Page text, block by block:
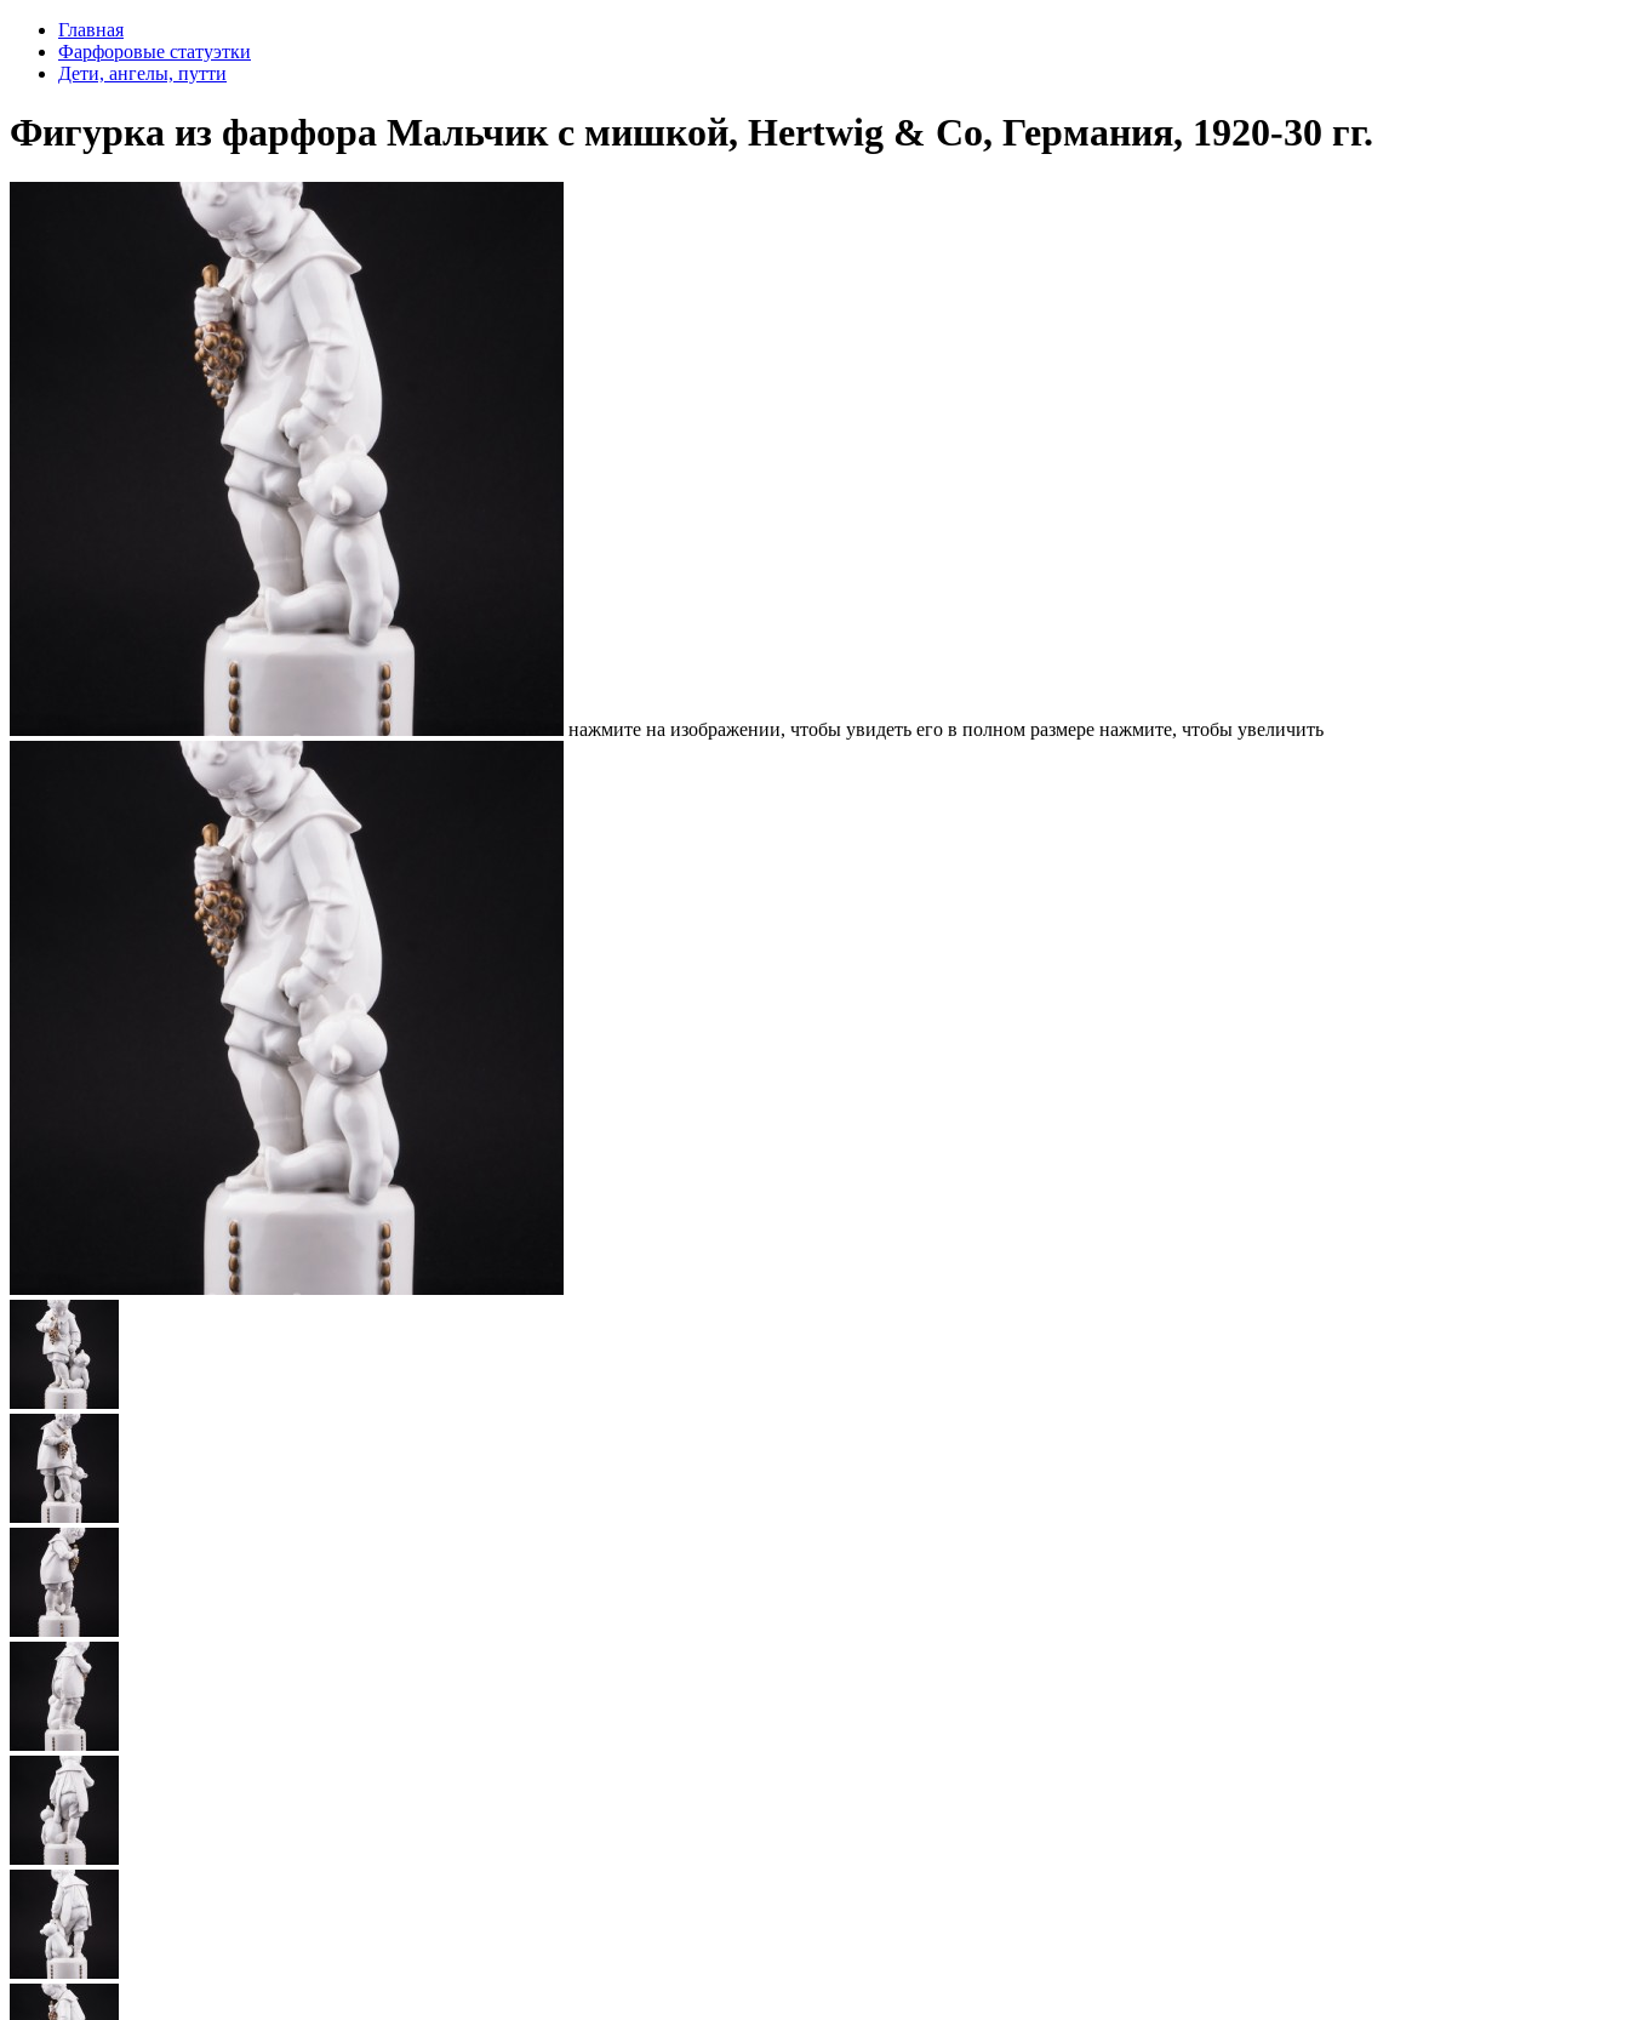
Главная
Фарфоровые статуэтки
Дети, ангелы, путти
Фигурка из фарфора Мальчик с мишкой, Hertwig & Co, Германия, 1920-30 гг.
нажмите на изображении, чтобы увидеть его в полном размере нажмите, чтобы увеличить